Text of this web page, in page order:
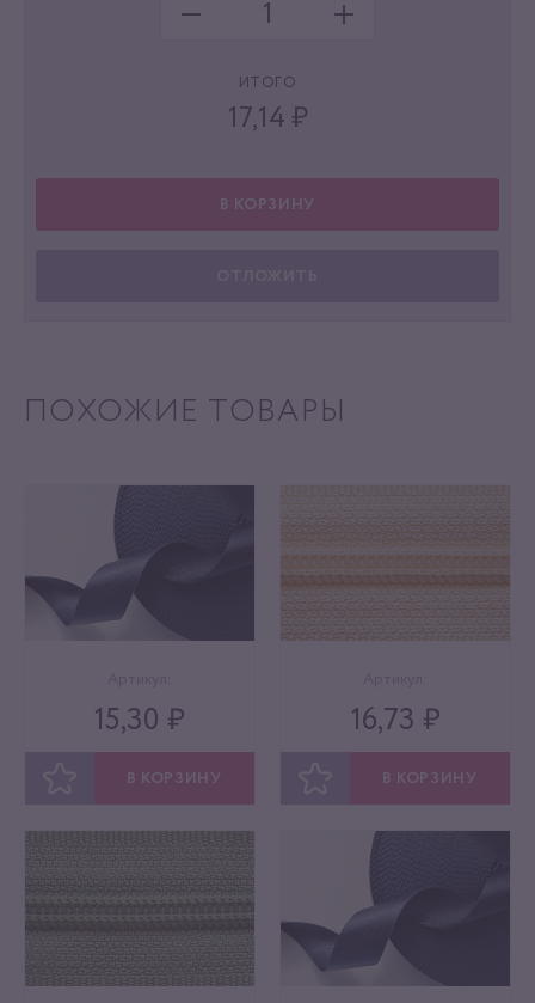
ИТОГО
17,14 ₽
В КОРЗИНУ
ПОХОЖИЕ ТОВАРЫ
15,30 ₽
В КОРЗИНУ
16,73 ₽
В КОРЗИНУ